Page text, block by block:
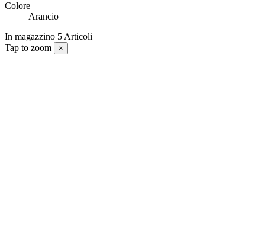
Colore
Arancio
In magazzino 5 Articoli
Tap to zoom
×